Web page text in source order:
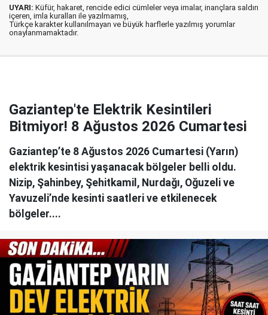
UYARI: Küfür, hakaret, rencide edici cümleler veya imalar, inançlara saldırı
içeren, imla kuralları ile yazılmamış,
Türkçe karakter kullanılmayan ve büyük harflerle yazılmış yorumlar
onaylanmamaktadır.
Gaziantep'te Elektrik Kesintileri
Bitmiyor! 8 Ağustos 2026 Cumartesi
Gaziantep’te 8 Ağustos 2026 Cumartesi (Yarın)
elektrik kesintisi yaşanacak bölgeler belli oldu.
Nizip, Şahinbey, Şehitkamil, Nurdağı, Oğuzeli ve
Yavuzeli’nde kesinti saatleri ve etkilenecek
bölgeler....